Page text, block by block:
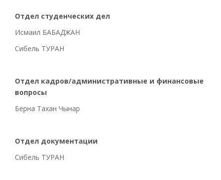
Отдел студенческих дел
Исмаил БАБАДЖАН
Сибель ТУРАН
Отдел кадров/административные и финансовые
вопросы
Берна Тахан Чынар
Отдел документации
Сибель ТУРАН